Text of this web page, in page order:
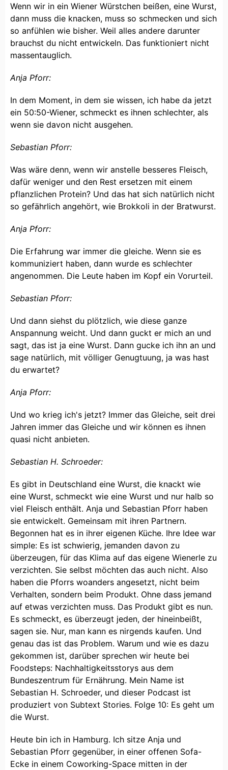
Wenn wir in ein Wiener Würstchen beißen, eine Wurst,
dann muss die knacken, muss so schmecken und sich
so anfühlen wie bisher. Weil alles andere darunter
brauchst du nicht entwickeln. Das funktioniert nicht
massentauglich.
Anja Pforr:
In dem Moment, in dem sie wissen, ich habe da jetzt
ein 50:50-Wiener, schmeckt es ihnen schlechter, als
wenn sie davon nicht ausgehen.
Sebastian Pforr:
Was wäre denn, wenn wir anstelle besseres Fleisch,
dafür weniger und den Rest ersetzen mit einem
pflanzlichen Protein? Und das hat sich natürlich nicht
so gefährlich angehört, wie Brokkoli in der Bratwurst.
Anja Pforr:
Die Erfahrung war immer die gleiche. Wenn sie es
kommuniziert haben, dann wurde es schlechter
angenommen. Die Leute haben im Kopf ein Vorurteil.
Sebastian Pforr:
Und dann siehst du plötzlich, wie diese ganze
Anspannung weicht. Und dann guckt er mich an und
sagt, das ist ja eine Wurst. Dann gucke ich ihn an und
sage natürlich, mit völliger Genugtuung, ja was hast
du erwartet?
Anja Pforr:
Und wo krieg ich's jetzt? Immer das Gleiche, seit drei
Jahren immer das Gleiche und wir können es ihnen
quasi nicht anbieten.
Sebastian H. Schroeder:
Es gibt in Deutschland eine Wurst, die knackt wie
eine Wurst, schmeckt wie eine Wurst und nur halb so
viel Fleisch enthält. Anja und Sebastian Pforr haben
sie entwickelt. Gemeinsam mit ihren Partnern.
Begonnen hat es in ihrer eigenen Küche. Ihre Idee war
simple: Es ist schwierig, jemanden davon zu
überzeugen, für das Klima auf das eigene Wienerle zu
verzichten. Sie selbst möchten das auch nicht. Also
haben die Pforrs woanders angesetzt, nicht beim
Verhalten, sondern beim Produkt. Ohne dass jemand
auf etwas verzichten muss. Das Produkt gibt es nun.
Es schmeckt, es überzeugt jeden, der hineinbeißt,
sagen sie. Nur, man kann es nirgends kaufen. Und
genau das ist das Problem. Warum und wie es dazu
gekommen ist, darüber sprechen wir heute bei
Foodsteps: Nachhaltigkeitsstorys aus dem
Bundeszentrum für Ernährung. Mein Name ist
Sebastian H. Schroeder, und dieser Podcast ist
produziert von Subtext Stories. Folge 10: Es geht um
die Wurst.
Heute bin ich in Hamburg. Ich sitze Anja und
Sebastian Pforr gegenüber, in einer offenen Sofa-
Ecke in einem Coworking-Space mitten in der